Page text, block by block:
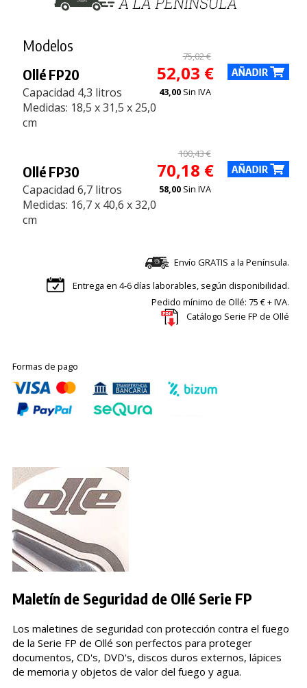
Modelos
Ollé FP20
Capacidad 4,3 litros
Medidas: 18,5 x 31,5 x 25,0
cm
75,02 €
52,03 €
43,00 Sin IVA
Ollé FP30
Capacidad 6,7 litros
Medidas: 16,7 x 40,6 x 32,0
cm
100,43 €
70,18 €
58,00 Sin IVA
Envío GRATIS a la Península.
Entrega en 4-6 días laborables, según disponibilidad.
Pedido mínimo de Ollé: 75 € + IVA.
Catálogo Serie FP de Ollé
Formas de pago
Maletín de Seguridad de Ollé Serie FP
Los maletines de seguridad con protección contra el fuego
de la Serie FP de Ollé son perfectos para proteger
documentos, CD's, DVD's, discos duros externos, lápices
de memoria y objetos de valor del fuego y agua.